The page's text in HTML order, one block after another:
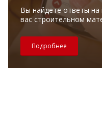
Вы найдете ответы
вас строительном
Подробнее